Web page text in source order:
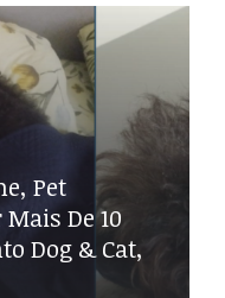
Pet
De 10
Dog & Cat,